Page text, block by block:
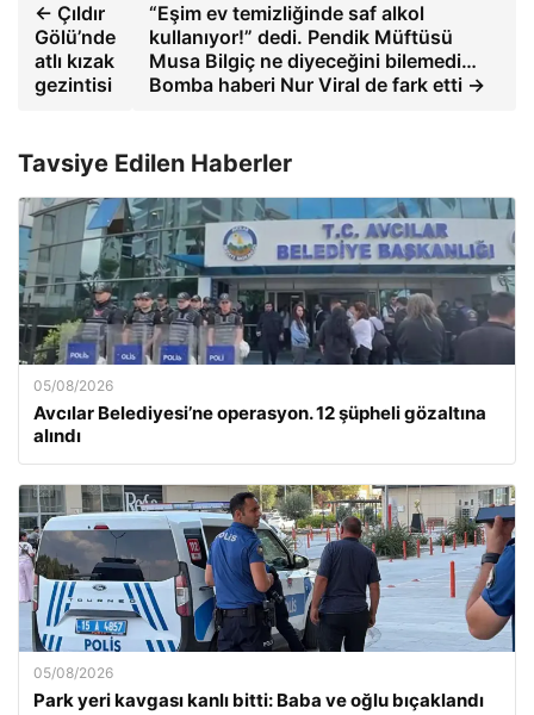
← Çıldır
Gölü’nde
atlı kızak
gezintisi
“Eşim ev temizliğinde saf alkol
kullanıyor!” dedi. Pendik Müftüsü
Musa Bilgiç ne diyeceğini bilemedi…
Bomba haberi Nur Viral de fark etti →
Tavsiye Edilen Haberler
05/08/2026
Avcılar Belediyesi’ne operasyon. 12 şüpheli gözaltına
alındı
05/08/2026
Park yeri kavgası kanlı bitti: Baba ve oğlu bıçaklandı